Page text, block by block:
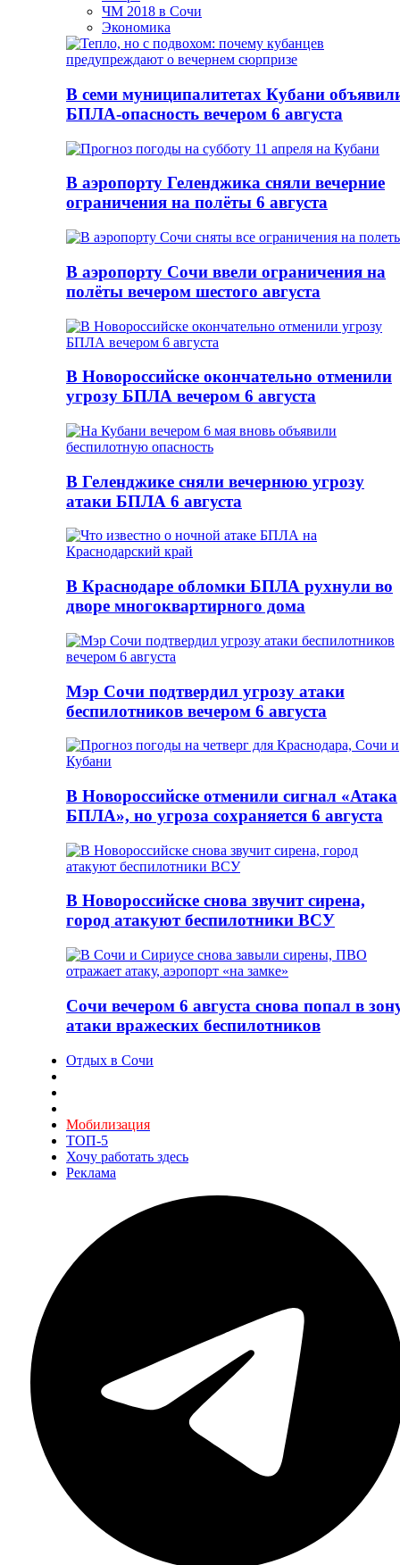
ЧМ 2018 в Сочи
Экономика
В семи муниципалитетах Кубани
БПЛА-опасность вечером 6 августа
В аэропорту Геленджика сняли вечерние
ограничения на полёты 6 августа
В аэропорту Сочи ввели ограничения на
полёты вечером шестого августа
В Новороссийске окончательно отменили
угрозу БПЛА вечером 6 августа
В Геленджике сняли вечернюю угрозу
атаки БПЛА 6 августа
В Краснодаре обломки БПЛА рухнули во
дворе многоквартирного дома
Мэр Сочи подтвердил угрозу атаки
беспилотников вечером 6 августа
В Новороссийске отменили сигнал «Атака
БПЛА», но угроза сохраняется 6 августа
В Новороссийске снова звучит сирена,
город атакуют беспилотники ВСУ
Сочи вечером 6 августа снова попал в
атаки вражеских беспилотников
Отдых в Сочи
Мобилизация
ТОП-5
Хочу работать здесь
Реклама